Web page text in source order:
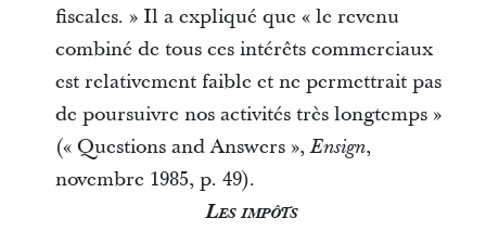
fiscales. » Il a expliqué que « le revenu
combiné de tous ces intérêts commerciaux
est relativement faible et ne permettrait pas
de poursuivre nos activités très longtemps »
(« Questions and Answers»,Ensign,
novembre 1985, p. 49).
Les impôts